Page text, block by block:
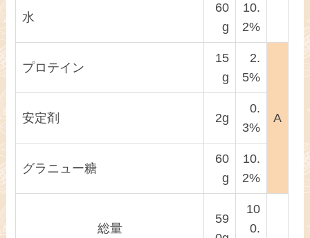
水
60
g
10.
2%
プロテイン
15
g
2.
5%
A
安定剤 2g
0.
3%
グラニュー糖
60
g
10.
2%
総量
59
10
0.